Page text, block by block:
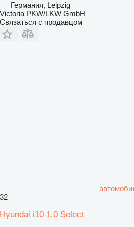
Германия, Leipzig
Victoria PKW/LKW GmbH
Связаться с продавцом
32
Hyundai i10 1.0 Select